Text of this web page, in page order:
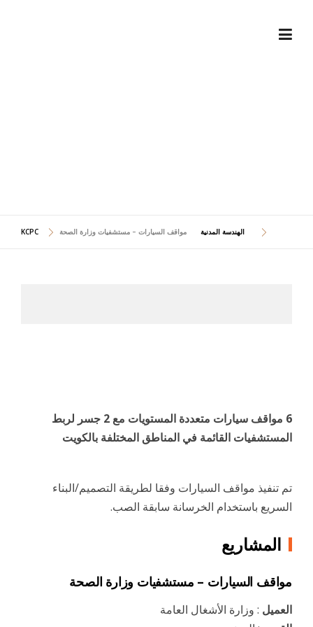
KCPC الهندسة المدنية مواقف السيارات – مستشفيات وزارة الصحة
6 مواقف سيارات متعددة المستويات مع 2 جسر لربط
المستشفيات القائمة في المناطق المختلفة بالكويت
تم تنفيذ مواقف السيارات وفقا لطريقة التصميم/البناء
السريع باستخدام الخرسانة سابقة الصب.
المشاريع
مواقف السيارات – مستشفيات وزارة الصحة
العميل : وزارة الأشغال العامة